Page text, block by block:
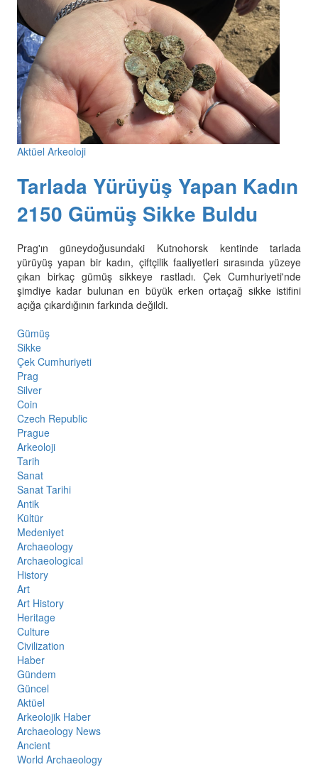
Aktüel Arkeoloji
Tarlada Yürüyüş Yapan Kadın
2150 Gümüş Sikke Buldu
Prag'ın güneydoğusundaki Kutnohorsk kentinde tarlada
yürüyüş yapan bir kadın, çiftçilik faaliyetleri sırasında yüzeye
çıkan birkaç gümüş sikkeye rastladı. Çek Cumhuriyeti'nde
şimdiye kadar bulunan en büyük erken ortaçağ sikke istifini
açığa çıkardığının farkında değildi.
Gümüş
Sikke
Çek Cumhuriyeti
Prag
Silver
Coin
Czech Republic
Prague
Arkeoloji
Tarih
Sanat
Sanat Tarihi
Antik
Kültür
Medeniyet
Archaeology
Archaeological
History
Art
Art History
Heritage
Culture
Civilization
Haber
Gündem
Güncel
Aktüel
Arkeolojik Haber
Archaeology News
Ancient
World Archaeology